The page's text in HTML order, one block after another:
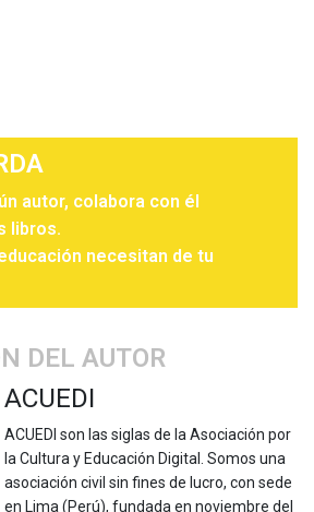
autor, colabora con él
libros.
necesitan de tu
DEL AUTOR
ACUEDI
ACUEDI son las siglas de la Asociación por
la Cultura y Educación Digital. Somos una
asociación civil sin fines de lucro, con sede
en Lima (Perú), fundada en noviembre del